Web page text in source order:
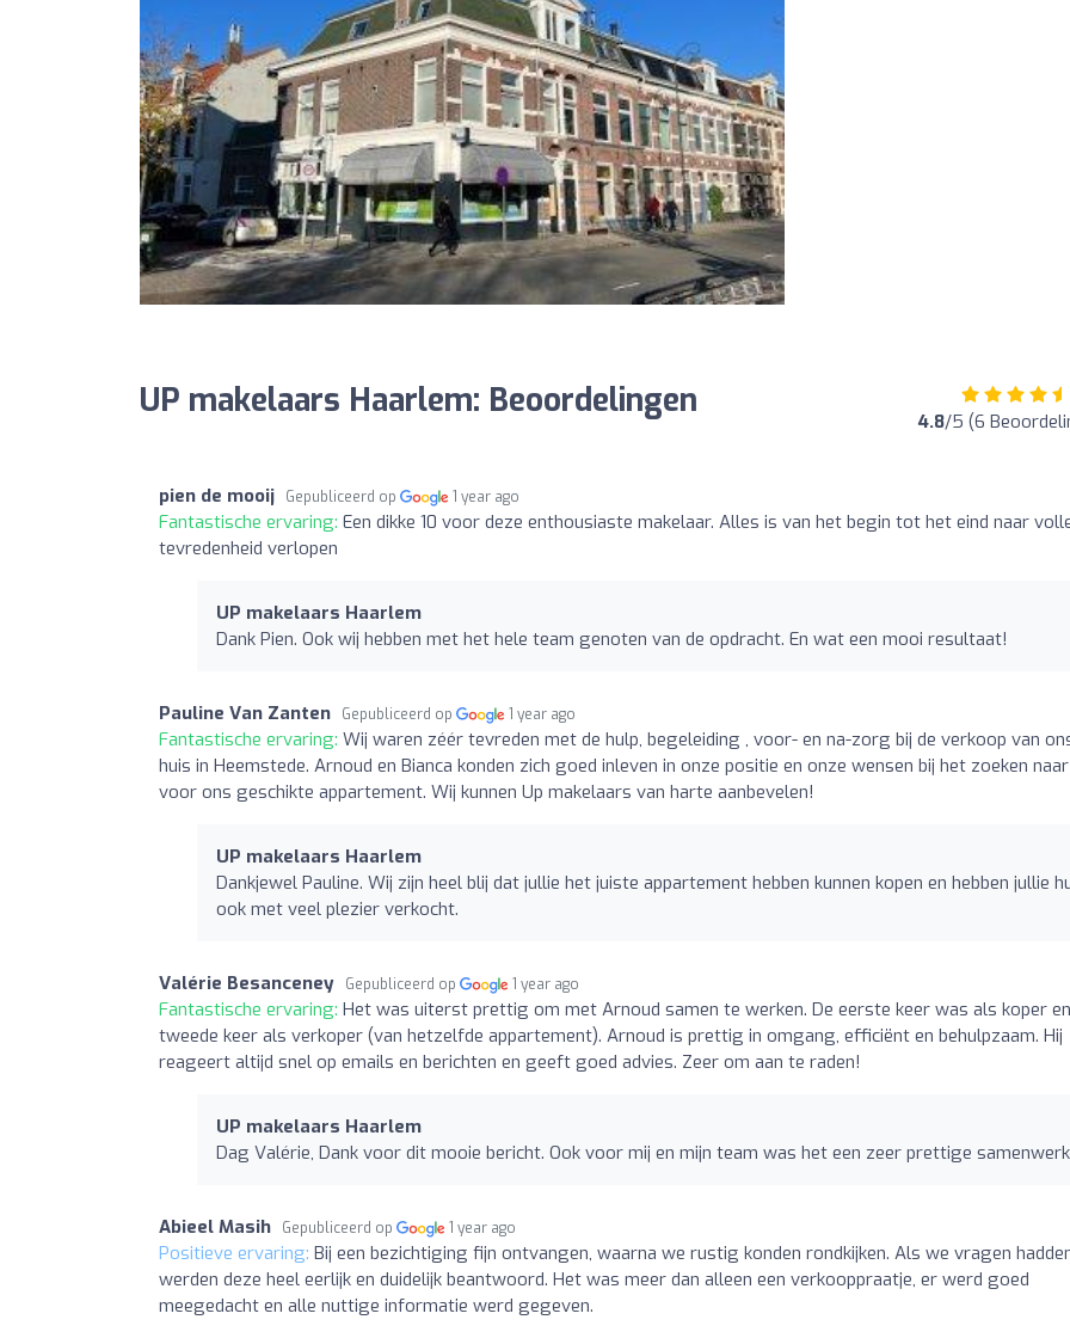
UP makelaars Haarlem: Beoordelingen 4.8/5 (6
pien de mooij Gepubliceerd op 1 year ago
Fantastische ervaring: Een dikke 10 voor deze enthousiaste makelaar. Alles is van het begin tot het eind naar
tevredenheid verlopen
UP makelaars Haarlem
Dank Pien. Ook wij hebben met het hele team genoten van de opdracht. En wat een mooi resultaat!
Pauline Van Zanten Gepubliceerd op 1 year ago
Fantastische ervaring: Wij waren zéér tevreden met de hulp, begeleiding , voor- en na-zorg bij de verkoop van
huis in Heemstede. Arnoud en Bianca konden zich goed inleven in onze positie en onze wensen bij het zoeken
voor ons geschikte appartement. Wij kunnen Up makelaars van harte aanbevelen!
UP makelaars Haarlem
Dankjewel Pauline. Wij zijn heel blij dat jullie het juiste appartement hebben kunnen kopen en hebben jullie
ook met veel plezier verkocht.
Valérie Besanceney Gepubliceerd op 1 year ago
Fantastische ervaring: Het was uiterst prettig om met Arnoud samen te werken. De eerste keer was als koper
tweede keer als verkoper (van hetzelfde appartement). Arnoud is prettig in omgang, efficiënt en behulpzaam. Hij
reageert altijd snel op emails en berichten en geeft goed advies. Zeer om aan te raden!
UP makelaars Haarlem
Dag Valérie, Dank voor dit mooie bericht. Ook voor mij en mijn team was het een zeer prettige
Abieel Masih Gepubliceerd op 1 year ago
Positieve ervaring: Bij een bezichtiging fijn ontvangen, waarna we rustig konden rondkijken. Als we vragen
werden deze heel eerlijk en duidelijk beantwoord. Het was meer dan alleen een verkooppraatje, er werd goed
meegedacht en alle nuttige informatie werd gegeven.